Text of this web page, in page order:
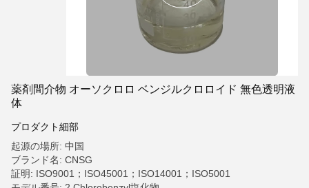
薬剤間介物 オーソクロロ ベンジルクロロイド 無色透明液
体
プロダクト細部
起源の場所: 中国
ブランド名: CNSG
証明: ISO9001；ISO45001；ISO14001；ISO5001